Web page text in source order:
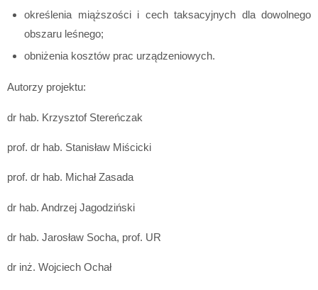
określenia miąższości i cech taksacyjnych dla dowolnego
obszaru leśnego;
obniżenia kosztów prac urządzeniowych.
Autorzy projektu:
dr hab. Krzysztof Stereńczak
prof. dr hab. Stanisław Miścicki
prof. dr hab. Michał Zasada
dr hab. Andrzej Jagodziński
dr hab. Jarosław Socha, prof. UR
dr inż. Wojciech Ochał